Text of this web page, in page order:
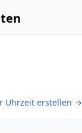
Uhrzeit erstellen →